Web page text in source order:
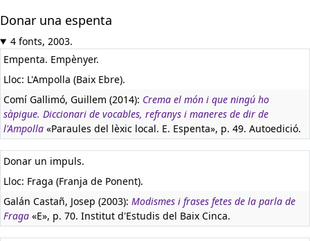
Donar una espenta
4 fonts, 2003.
Empenta. Empènyer.
Lloc: L'Ampolla (Baix Ebre).
Comí Gallimó, Guillem (2014): Crema el món i que ningú ho
sàpigue. Diccionari de vocables, refranys i maneres de dir de
l'Ampolla «Paraules del lèxic local. E. Espenta», p. 49. Autoedició.
Donar un impuls.
Lloc: Fraga (Franja de Ponent).
Galán Castañ, Josep (2003): Modismes i frases fetes de la parla de
Fraga «E», p. 70. Institut d'Estudis del Baix Cinca.